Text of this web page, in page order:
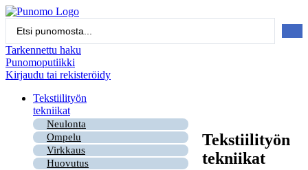
Mene
Tarkennettu haku
Punomoputiikki
Kirjaudu tai rekisteröidy
Tekstiilityön
tekniikat
Neulonta
Ompelu
Virkkaus
Huovutus
Tekstiilityön
tekniikat